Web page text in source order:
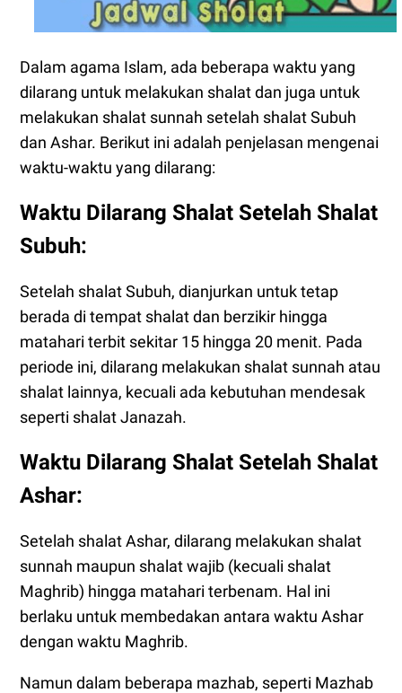
Dalam agama Islam, ada beberapa waktu yang
dilarang untuk melakukan shalat dan juga untuk
melakukan shalat sunnah setelah shalat Subuh
dan Ashar. Berikut ini adalah penjelasan mengenai
waktu-waktu yang dilarang:
Waktu Dilarang Shalat Setelah Shalat
Subuh:
Setelah shalat Subuh, dianjurkan untuk tetap
berada di tempat shalat dan berzikir hingga
matahari terbit sekitar 15 hingga 20 menit. Pada
periode ini, dilarang melakukan shalat sunnah atau
shalat lainnya, kecuali ada kebutuhan mendesak
seperti shalat Janazah.
Waktu Dilarang Shalat Setelah Shalat
Ashar:
Setelah shalat Ashar, dilarang melakukan shalat
sunnah maupun shalat wajib (kecuali shalat
Maghrib) hingga matahari terbenam. Hal ini
berlaku untuk membedakan antara waktu Ashar
dengan waktu Maghrib.
Namun dalam beberapa mazhab, seperti Mazhab